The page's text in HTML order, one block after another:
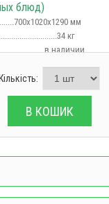
блюд)
мм
кг
наличии
Кількість:
В КОШИК